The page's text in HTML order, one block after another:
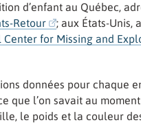
d’enfant au Québec,
Retour
; aux États-Unis,
Center for Missing and
données pour chaque
que l’on savait au
le poids et la couleur